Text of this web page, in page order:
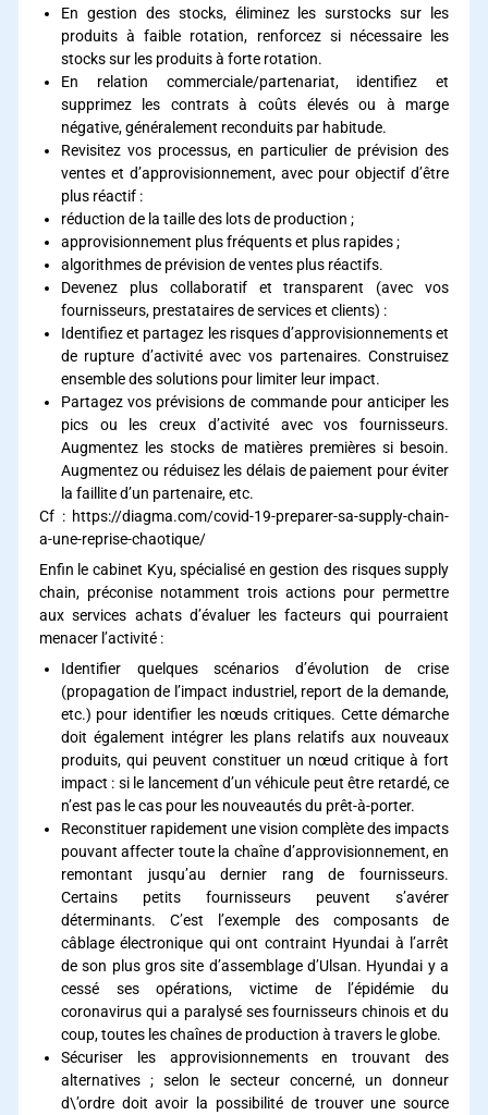
En gestion des stocks, éliminez les surstocks sur les
produits à faible rotation, renforcez si nécessaire les
stocks sur les produits à forte rotation.
En relation commerciale/partenariat, identifiez et
supprimez les contrats à coûts élevés ou à marge
négative, généralement reconduits par habitude.
Revisitez vos processus, en particulier de prévision des
ventes et d’approvisionnement, avec pour objectif d’être
plus réactif :
réduction de la taille des lots de production ;
approvisionnement plus fréquents et plus rapides ;
algorithmes de prévision de ventes plus réactifs.
Devenez plus collaboratif et transparent (avec vos
fournisseurs, prestataires de services et clients) :
Identifiez et partagez les risques d’approvisionnements et
de rupture d’activité avec vos partenaires. Construisez
ensemble des solutions pour limiter leur impact.
Partagez vos prévisions de commande pour anticiper les
pics ou les creux d’activité avec vos fournisseurs.
Augmentez les stocks de matières premières si besoin.
Augmentez ou réduisez les délais de paiement pour éviter
la faillite d’un partenaire, etc.
Cf : https://diagma.com/covid-19-preparer-sa-supply-chain-
a-une-reprise-chaotique/
Enfin le cabinet Kyu, spécialisé en gestion des risques supply
chain, préconise notamment trois actions pour permettre
aux services achats d’évaluer les facteurs qui pourraient
menacer l’activité :
Identifier quelques scénarios d’évolution de crise
(propagation de l’impact industriel, report de la demande,
etc.) pour identifier les nœuds critiques. Cette démarche
doit également intégrer les plans relatifs aux nouveaux
produits, qui peuvent constituer un nœud critique à fort
impact : si le lancement d’un véhicule peut être retardé, ce
n’est pas le cas pour les nouveautés du prêt-à-porter.
Reconstituer rapidement une vision complète des impacts
pouvant affecter toute la chaîne d’approvisionnement, en
remontant jusqu’au dernier rang de fournisseurs.
Certains petits fournisseurs peuvent s’avérer
déterminants. C’est l’exemple des composants de
câblage électronique qui ont contraint Hyundai à l’arrêt
de son plus gros site d’assemblage d’Ulsan. Hyundai y a
cessé ses opérations, victime de l’épidémie du
coronavirus qui a paralysé ses fournisseurs chinois et du
coup, toutes les chaînes de production à travers le globe.
Sécuriser les approvisionnements en trouvant des
alternatives ; selon le secteur concerné, un donneur
d\’ordre doit avoir la possibilité de trouver une source